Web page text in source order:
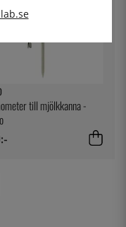
till mjölkkanna -